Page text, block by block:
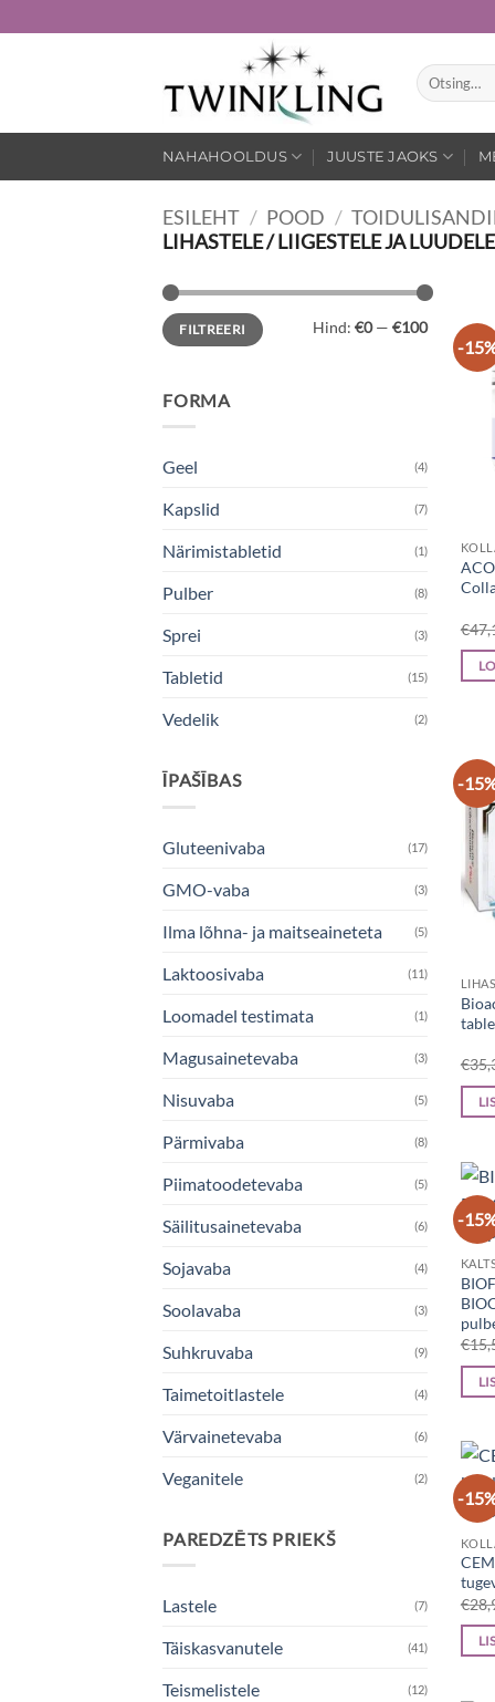
to
Otsi:
NAHAHOOLDUS JUUSTE JAOKS
ESILEHT / POOD /
LIHASTELE / LIIGESTELE JA LUUDELE
Minimaalne
hind
Maksimaalne
hindFILTREERI Hind: €0— €100
FORMA
Geel (4)
Kapslid (7)
Närimistabletid (1)
Pulber (8)
Sprei (3)
Tabletid (15)
Vedelik (2)
ĪPAŠĪBAS
Gluteenivaba (17)
GMO-vaba (3)
Ilma lõhna- ja maitseaineteta (5)
Laktoosivaba (11)
Loomadel testimata (1)
Magusainetevaba (3)
Nisuvaba (5)
Pärmivaba (8)
Piimatoodetevaba (5)
Säilitusainetevaba (6)
Sojavaba (4)
Soolavaba (3)
Suhkruvaba (9)
Taimetoitlastele (4)
Värvainetevaba (6)
Veganitele (2)
PAREDZĒTS PRIEKŠ
Lastele (7)
Täiskasvanutele (41)
Teismelistele (12)
-
€
-
€
-
€
-
€